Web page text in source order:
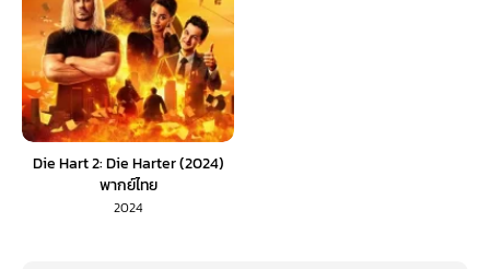
Die Hart 2: Die Harter (2024)
พากย์ไทย
2024